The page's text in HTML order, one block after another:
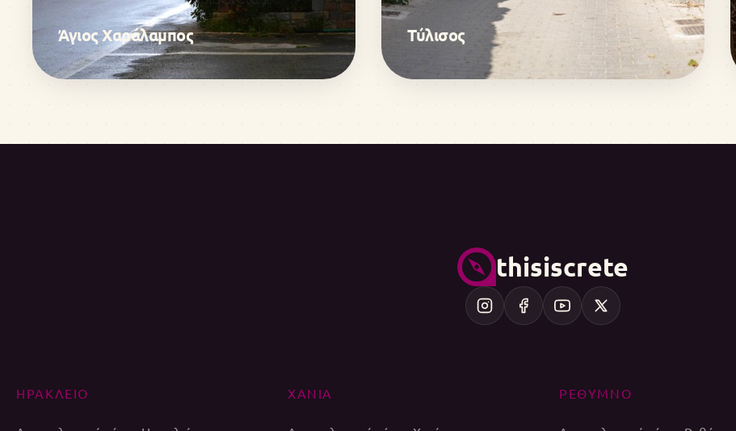
Άγιος Χαράλαμπος Τύλισος
thisiscrete
ΗΡΑΚΛΕΙΟ ΧΑΝΙΑ ΡΕΘΥΜΝΟ